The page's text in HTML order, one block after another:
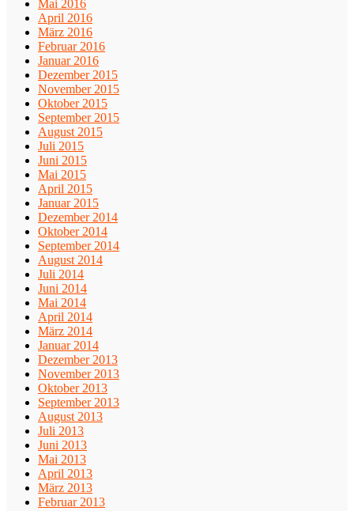
Mai 2016
April 2016
März 2016
Februar 2016
Januar 2016
Dezember 2015
November 2015
Oktober 2015
September 2015
August 2015
Juli 2015
Juni 2015
Mai 2015
April 2015
Januar 2015
Dezember 2014
Oktober 2014
September 2014
August 2014
Juli 2014
Juni 2014
Mai 2014
April 2014
März 2014
Januar 2014
Dezember 2013
November 2013
Oktober 2013
September 2013
August 2013
Juli 2013
Juni 2013
Mai 2013
April 2013
März 2013
Februar 2013